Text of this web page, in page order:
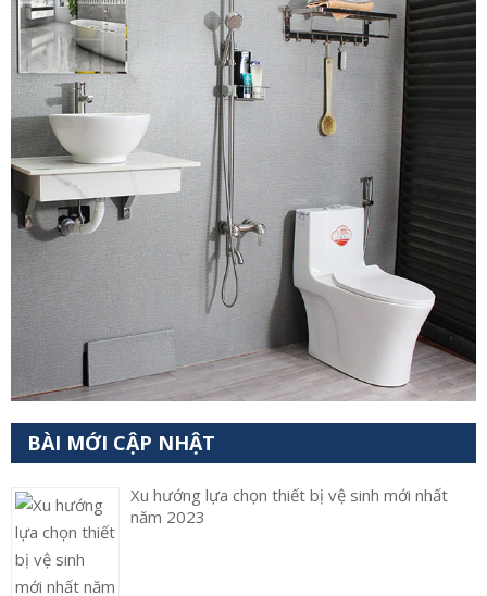
BÀI MỚI CẬP NHẬT
Xu hướng lựa chọn thiết bị vệ sinh mới nhất
năm 2023